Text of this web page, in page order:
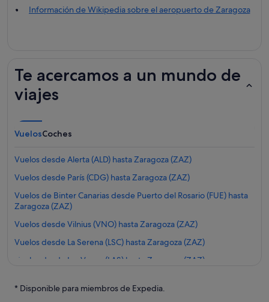
Información de Wikipedia sobre el aeropuerto de Zaragoza
Te acercamos a un mundo de
viajes
VuelosCoches
Vuelos desde Alerta (ALD) hasta Zaragoza (ZAZ)
Vuelos desde París (CDG) hasta Zaragoza (ZAZ)
Vuelos de Binter Canarias desde Puerto del Rosario (FUE) hasta
Zaragoza (ZAZ)
Vuelos desde Vilnius (VNO) hasta Zaragoza (ZAZ)
Vuelos desde La Serena (LSC) hasta Zaragoza (ZAZ)
Vuelos desde Las Vegas (LAS) hasta Zaragoza (ZAZ)
Vuelos desde Oviedo (OVD) hasta Zaragoza (ZAZ)
* Disponible para miembros de Expedia.